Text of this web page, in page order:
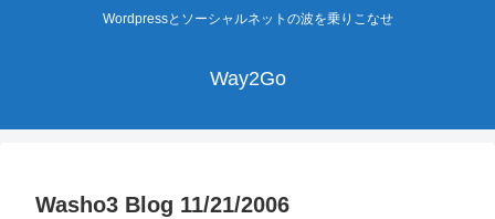
Wordpressとソーシャルネットの波を乗りこなせ
Way2Go
Washo3 Blog 11/21/2006